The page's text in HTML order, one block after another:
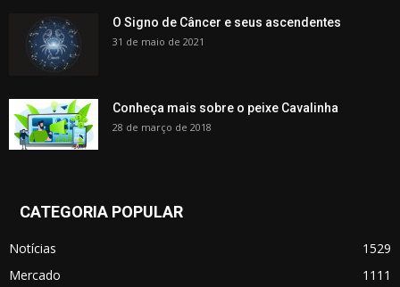
O Signo de Câncer e seus ascendentes
31 de maio de 2021
Conheça mais sobre o peixe Cavalinha
28 de março de 2018
CATEGORIA POPULAR
Notícias
1529
Mercado
1111